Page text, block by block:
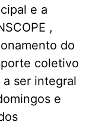
e a
,
do
coletivo
ser integral
e